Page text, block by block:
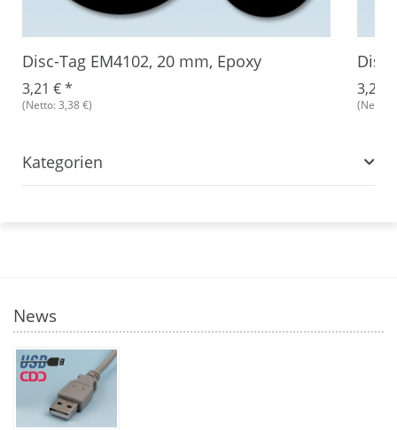
Disc-Tag EM4102, 20 mm, Epoxy
3,21 €*
(Netto: 3,38 €)
3,27
(Netto:
Kategorien
News